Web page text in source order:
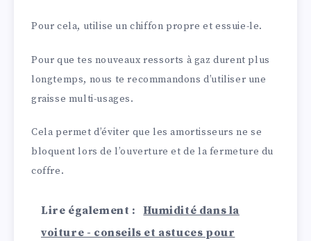
Pour cela, utilise un chiffon propre et essuie-le.
Pour que tes nouveaux ressorts à gaz durent plus
longtemps, nous te recommandons d’utiliser une
graisse multi-usages.
Cela permet d’éviter que les amortisseurs ne se
bloquent lors de l’ouverture et de la fermeture du
coffre.
Lire également :
Humidité dans la
voiture - conseils et astuces pour